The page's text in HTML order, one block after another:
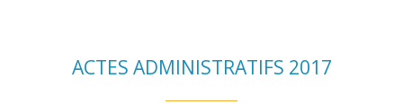
ACTES ADMINISTRATIFS 2017